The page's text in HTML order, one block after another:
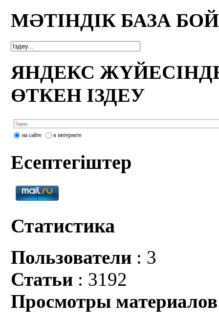
МӘТІНДІК БАЗА
ЯНДЕКС
ӨТКЕН ІЗДЕУ
на сайте в интернете
Есептегіштер
Статистика
Пользователи : 3
Статьи : 3192
Просмотры материалов